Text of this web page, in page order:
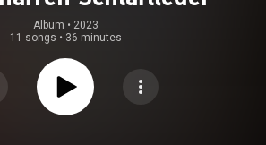
Album • 2023
11 songs • 36 minutes